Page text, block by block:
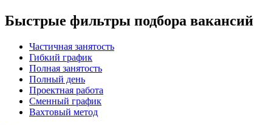
Быстрые фильтры подбора вакансий
Частичная занятость
Гибкий график
Полная занятость
Полный день
Проектная работа
Сменный график
Вахтовый метод